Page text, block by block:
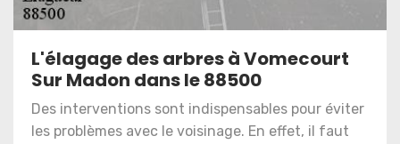
L'élagage des arbres à Vomecourt
Sur Madon dans le 88500
Des interventions sont indispensables pour éviter
les problèmes avec le voisinage. En effet, il faut